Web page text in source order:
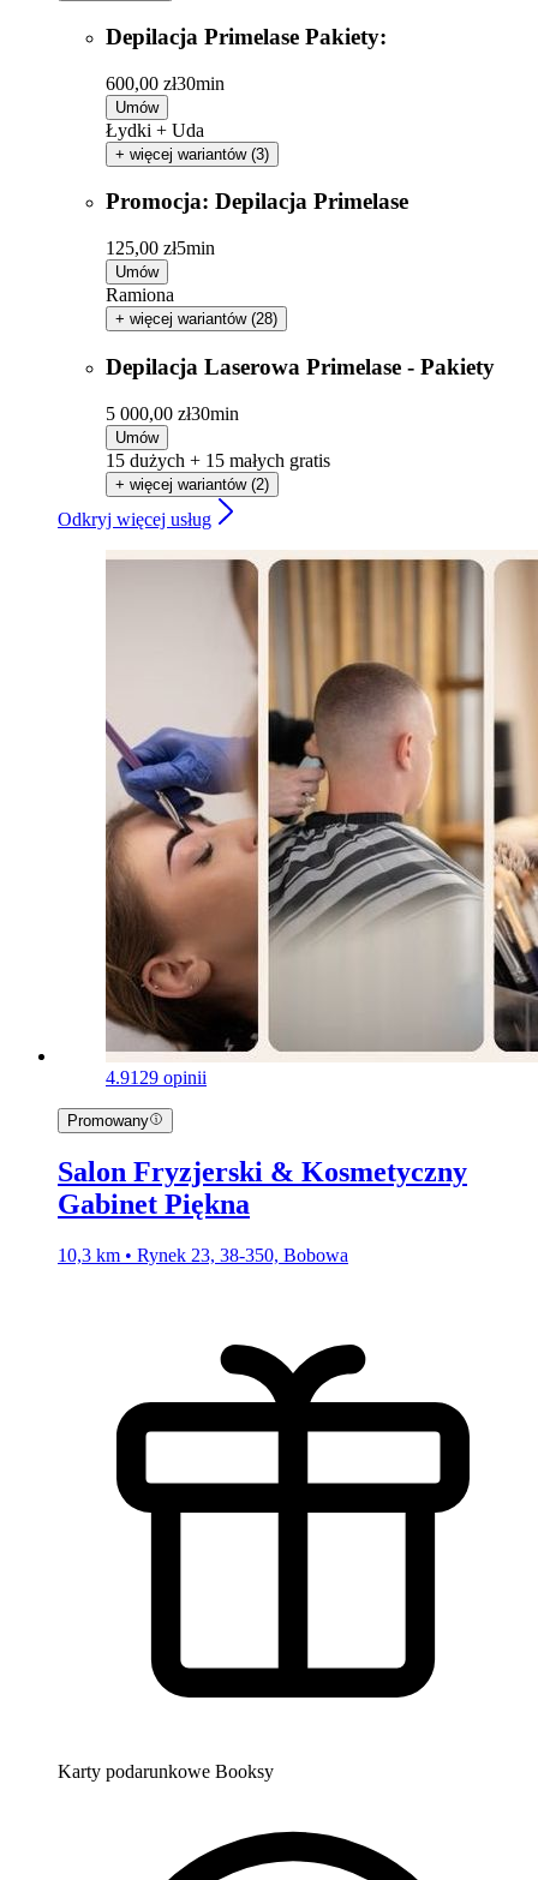
Depilacja Primelase Pakiety:
600,00 zł30min
Umów
Łydki + Uda
+ więcej wariantów (3)
Promocja: Depilacja Primelase
125,00 zł5min
Umów
Ramiona
+ więcej wariantów (28)
Depilacja Laserowa Primelase - Pakiety
5 000,00 zł30min
Umów
15 dużych + 15 małych gratis
+ więcej wariantów (2)
Odkryj więcej usług
4.9129 opinii
Promowany
Salon Fryzjerski & Kosmetyczny
Gabinet Piękna
10,3 km • Rynek 23, 38-350, Bobowa
Karty podarunkowe Booksy